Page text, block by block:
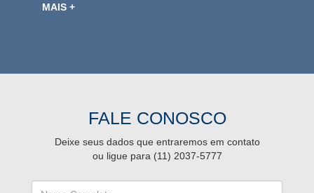
MAIS +
FALE CONOSCO
Deixe seus dados que entraremos em contato
ou ligue para (11) 2037-5777